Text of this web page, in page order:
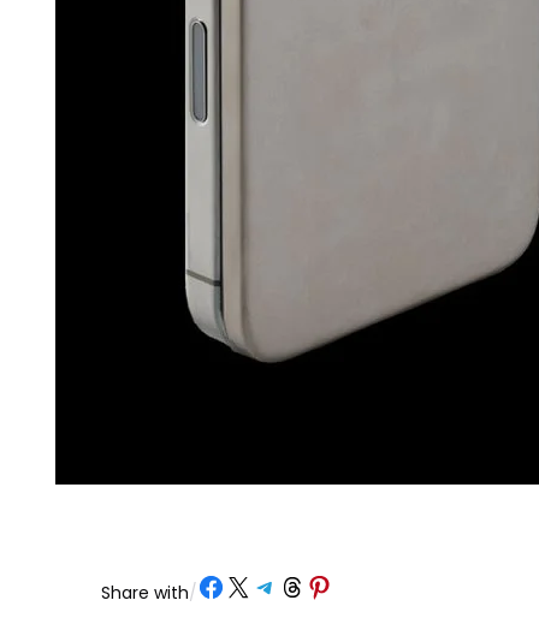
Share with/ Share on Facebook
Share on X Share on Telegram
Share on Threads
Share on Pinterest